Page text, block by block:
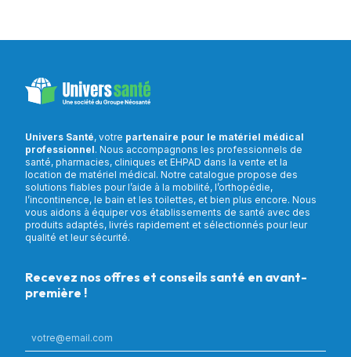
Univers Santé, votre partenaire pour le matériel médical
professionnel. Nous accompagnons les professionnels de
santé, pharmacies, cliniques et EHPAD dans la vente et la
location de matériel médical. Notre catalogue propose des
solutions fiables pour l’aide à la mobilité, l’orthopédie,
l’incontinence, le bain et les toilettes, et bien plus encore. Nous
vous aidons à équiper vos établissements de santé avec des
produits adaptés, livrés rapidement et sélectionnés pour leur
qualité et leur sécurité.
Recevez nos offres et conseils santé en avant-
première !